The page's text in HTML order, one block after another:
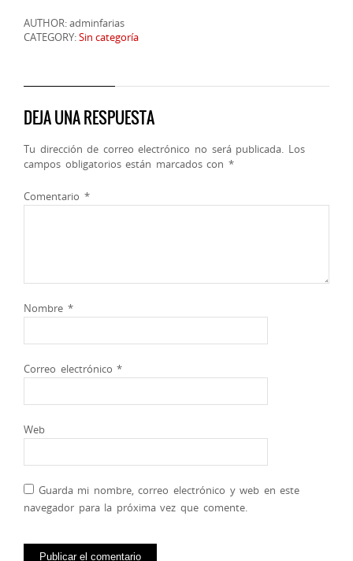
AUTHOR: adminfarias
CATEGORY:Sin categoría
DEJA UNA RESPUESTA
Tu dirección de correo electrónico no será publicada. Los
campos obligatorios están marcados con *
Comentario *
Nombre *
Correo electrónico*
Web
Guarda mi nombre, correo electrónico y web en este
navegador para la próxima vez que comente.